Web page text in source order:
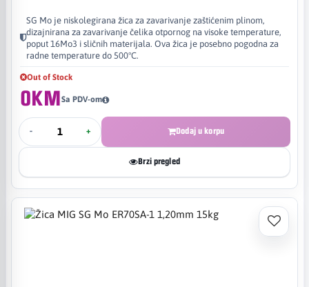
SG Mo je niskolegirana žica za zavarivanje zaštićenim plinom,
dizajnirana za zavarivanje čelika otpornog na visoke temperature,
poput 16Mo3 i sličnih materijala. Ova žica je posebno pogodna za
radne temperature do 500°C.
Out of Stock
0KMSa PDV-om
- + Dodaj u korpu
Brzi pregled